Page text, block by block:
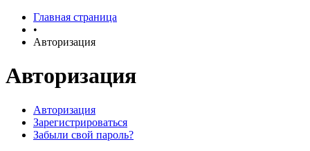
Главная страница
•
Авторизация
Авторизация
Авторизация
Зарегистрироваться
Забыли свой пароль?